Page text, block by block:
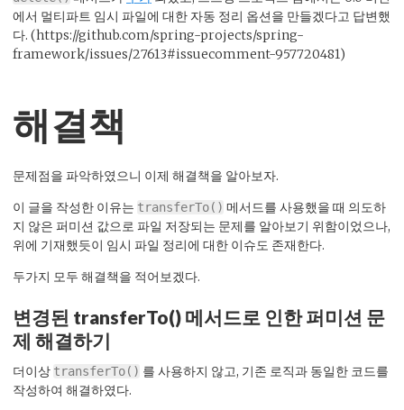
에서 멀티파트 임시 파일에 대한 자동 정리 옵션을 만들겠다고 답변했
다. (https://github.com/spring-projects/spring-
framework/issues/27613#issuecomment-957720481)
해결책
문제점을 파악하였으니 이제 해결책을 알아보자.
이 글을 작성한 이유는 transferTo() 메서드를 사용했을 때 의도하
지 않은 퍼미션 값으로 파일 저장되는 문제를 알아보기 위함이었으나,
위에 기재했듯이 임시 파일 정리에 대한 이슈도 존재한다.
두가지 모두 해결책을 적어보겠다.
변경된 transferTo() 메서드로 인한 퍼미션 문
제 해결하기
더이상 transferTo() 를 사용하지 않고, 기존 로직과 동일한 코드를
작성하여 해결하였다.